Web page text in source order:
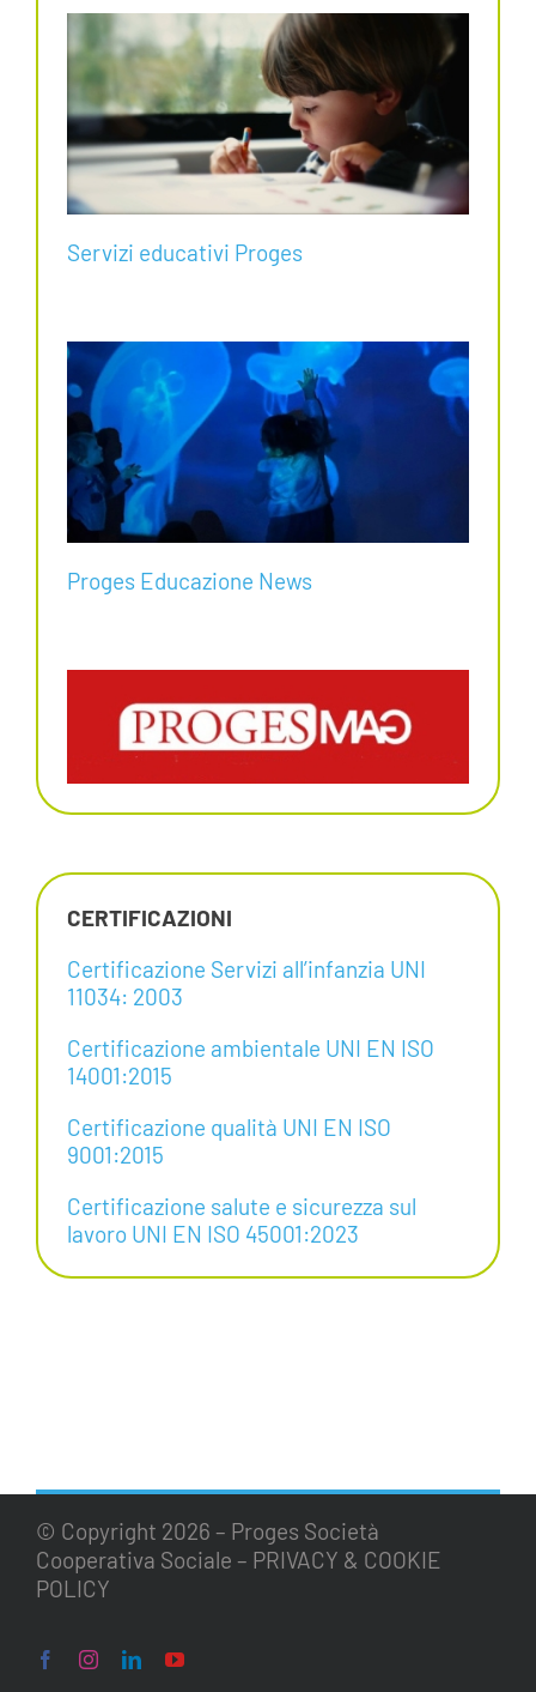
Servizi educativi Proges
Proges Educazione News
CERTIFICAZIONI
Certificazione Servizi all’infanzia UNI
11034: 2003
Certificazione ambientale UNI EN ISO
14001:2015
Certificazione qualità UNI EN ISO
9001:2015
Certificazione salute e sicurezza sul
lavoro UNI EN ISO 45001:2023
© Copyright 2026 – Proges Società
Cooperativa Sociale – PRIVACY & COOKIE
POLICY